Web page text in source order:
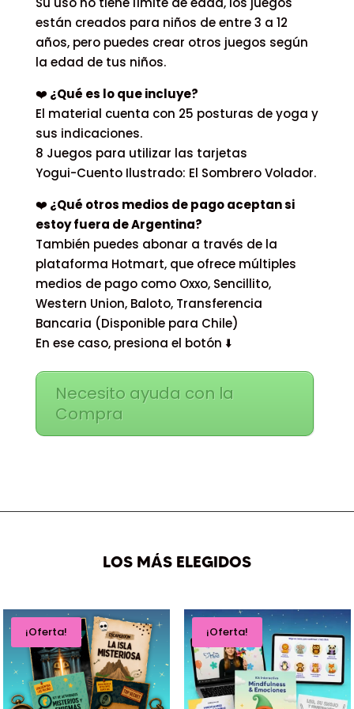
están creados para niños de entre 3 a 12
años, pero puedes crear otros juegos según
la edad de tus niños.
❤️ ¿Qué es lo que incluye?
El material cuenta con 25 posturas de yoga y
sus indicaciones.
8 Juegos para utilizar las tarjetas
Yogui-Cuento Ilustrado: El Sombrero Volador.
❤️ ¿Qué otros medios de pago aceptan si
estoy fuera de Argentina?
También puedes abonar a través de la
plataforma Hotmart, que ofrece múltiples
medios de pago como Oxxo, Sencillito,
Western Union, Baloto, Transferencia
Bancaria (Disponible para Chile)
En ese caso, presiona el botón ⬇️
Necesito ayuda con la
Compra
LOS MÁS ELEGIDOS
¡Oferta! ¡Oferta!